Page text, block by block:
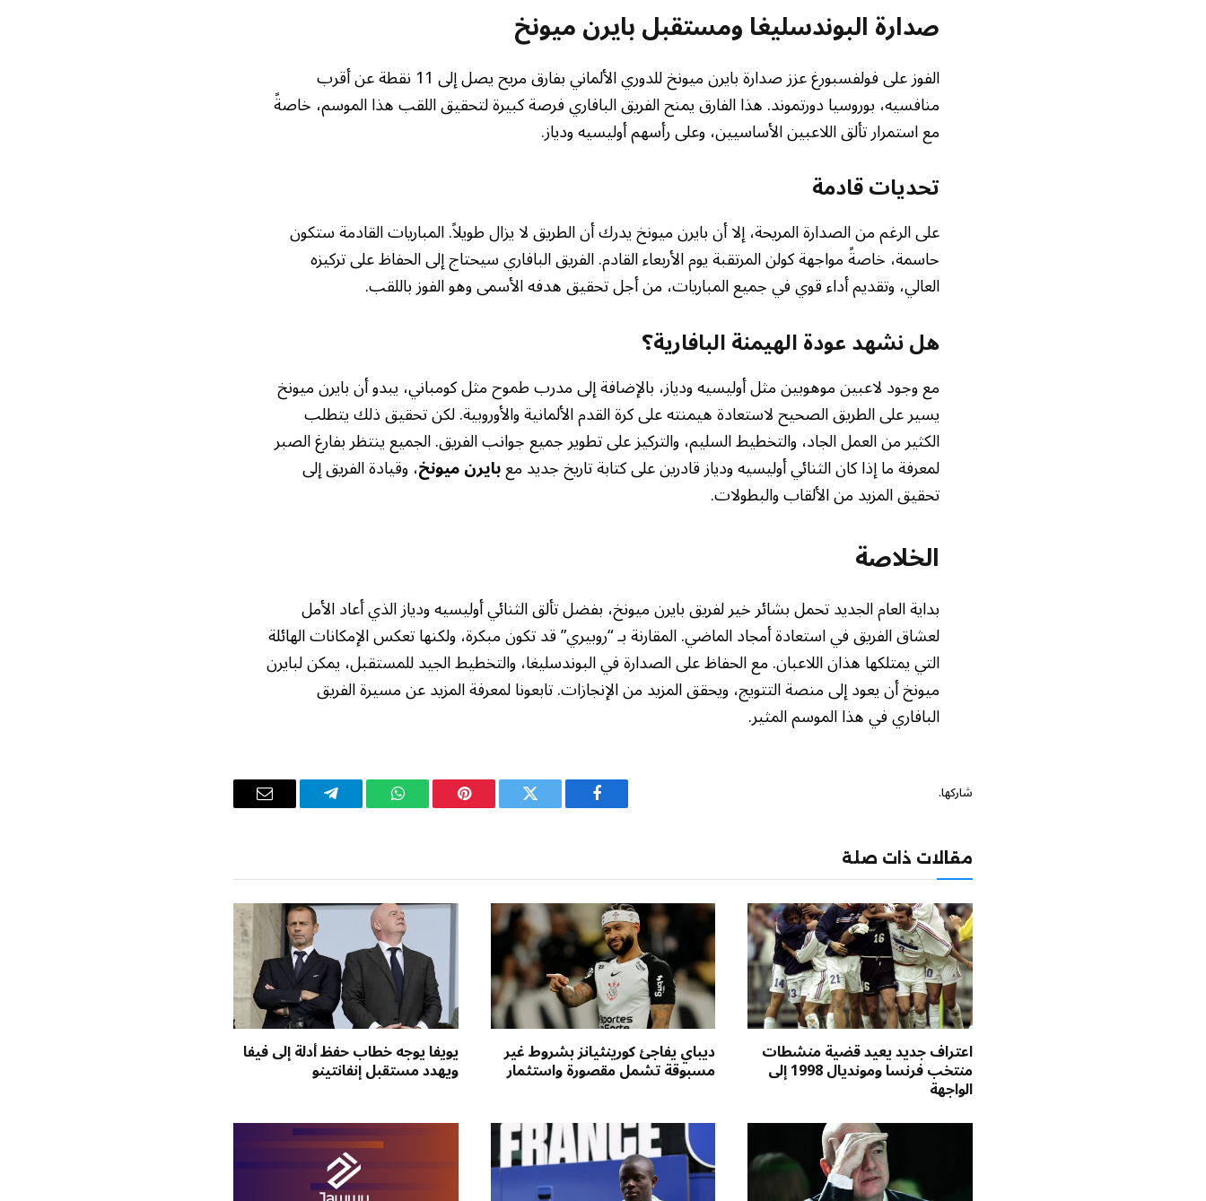
صدارة البوندسليغا ومستقبل بايرن ميونخ
الفوز على فولفسبورغ عزز صدارة بايرن ميونخ للدوري الألماني بفارق مريح يصل إلى 11 نقطة عن أقرب
منافسيه، بوروسيا دورتموند. هذا الفارق يمنح الفريق البافاري فرصة كبيرة لتحقيق اللقب هذا الموسم، خاصةً
مع استمرار تألق اللاعبين الأساسيين، وعلى رأسهم أوليسيه ودياز.
تحديات قادمة
على الرغم من الصدارة المريحة، إلا أن بايرن ميونخ يدرك أن الطريق لا يزال طويلاً. المباريات القادمة ستكون
حاسمة، خاصةً مواجهة كولن المرتقبة يوم الأربعاء القادم. الفريق البافاري سيحتاج إلى الحفاظ على تركيزه
العالي، وتقديم أداء قوي في جميع المباريات، من أجل تحقيق هدفه الأسمى وهو الفوز باللقب.
هل نشهد عودة الهيمنة البافارية؟
مع وجود لاعبين موهوبين مثل أوليسيه ودياز، بالإضافة إلى مدرب طموح مثل كومباني، يبدو أن بايرن ميونخ
يسير على الطريق الصحيح لاستعادة هيمنته على كرة القدم الألمانية والأوروبية. لكن تحقيق ذلك يتطلب
الكثير من العمل الجاد، والتخطيط السليم، والتركيز على تطوير جميع جوانب الفريق. الجميع ينتظر بفارغ الصبر
لمعرفة ما إذا كان الثنائي أوليسيه ودياز قادرين على كتابة تاريخ جديد معبايرن ميونخ، وقيادة الفريق إلى
تحقيق المزيد من الألقاب والبطولات.
الخلاصة
بداية العام الجديد تحمل بشائر خير لفريق بايرن ميونخ، بفضل تألق الثنائي أوليسيه ودياز الذي أعاد الأمل
لعشاق الفريق في استعادة أمجاد الماضي. المقارنة بـ “روبيري” قد تكون مبكرة، ولكنها تعكس الإمكانات الهائلة
التي يمتلكها هذان اللاعبان. مع الحفاظ على الصدارة في البوندسليغا، والتخطيط الجيد للمستقبل، يمكن لبايرن
ميونخ أن يعود إلى منصة التتويج، ويحقق المزيد من الإنجازات. تابعونا لمعرفة المزيد عن مسيرة الفريق
البافاري في هذا الموسم المثير.
شاركها.
فيسبوك تويتر بينتيريستواتساب تيلقرام
البريد
مقالات ذات صلة
اعتراف جديد يعيد قضية منشطات
منتخب فرنسا ومونديال 1998 إلى
الواجهة
ديباي يفاجئ كورينثيانز بشروط غير
مسبوقة تشمل مقصورة واستثمار
يويفا يوجه خطاب حفظ أدلة إلى فيفا
ويهدد مستقبل إنفانتينو